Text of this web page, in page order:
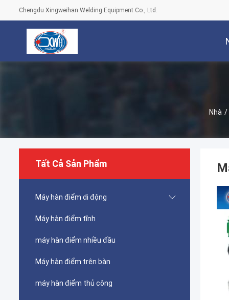
Chengdu Xingweihan Welding Equipment Co., Ltd.
Nhà /
Tất Cả Sản Phẩm
Máy hàn điểm di động
Máy hàn điểm tĩnh
máy hàn điểm nhiều đầu
Máy hàn điểm trên bàn
máy hàn điểm thủ công